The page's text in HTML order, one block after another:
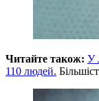
Читайте також: У
110 людей.